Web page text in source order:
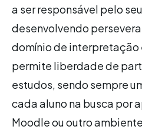
a ser responsável pelo
desenvolvendo
domínio de interpretação
permite liberdade de
estudos, sendo sempre
cada aluno na busca por
Moodle ou outro